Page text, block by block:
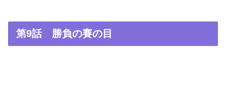
第9話 勝負の賽の目